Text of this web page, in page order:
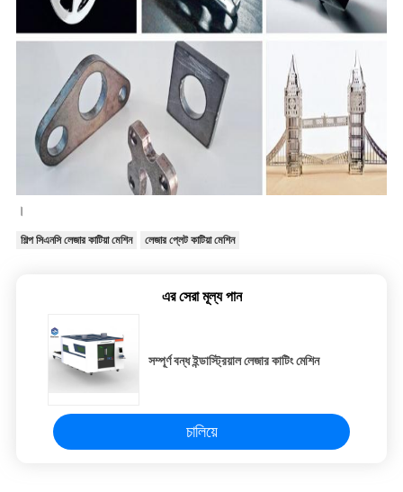
।
শিল্প সিএনসি লেজার কাটিয়া মেশিন লেজার প্লেট কাটিয়া মেশিন
এর সেরা মূল্য পান
সম্পূর্ণ বন্ধ ইন্ডাস্ট্রিয়াল লেজার কাটিং মেশিন
চালিয়ে